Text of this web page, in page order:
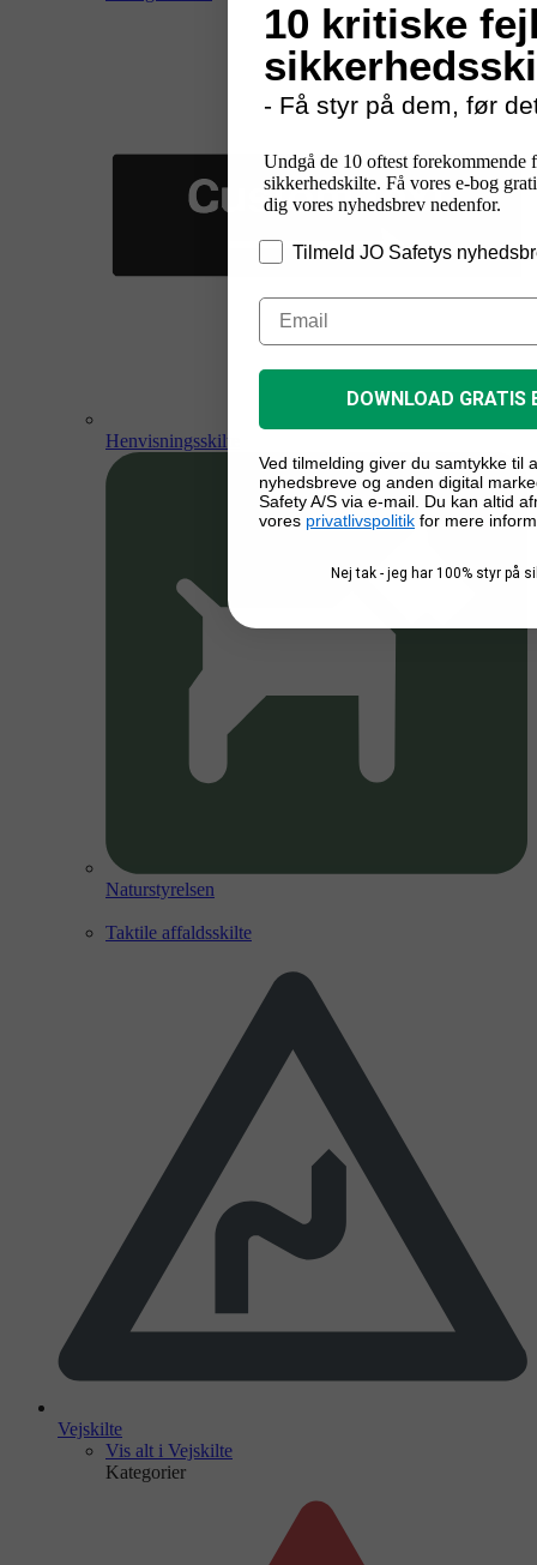
Henvisningsskilte
Naturstyrelsen
Taktile affaldsskilte
Vejskilte
Vis alt i Vejskilte
Kategorier
10 kritiske
- Få styr på dem, før
Undgå de 10 oftest forekommende
sikkerhedskilte. Få vores e-bog
dig vores nyhedsbrev nedenfor.
Tilmeld JO Safetys
DOWNLOAD GRATIS
Ved tilmelding giver du samtykke til
nyhedsbreve og anden digital
Safety A/S via e-mail. Du kan altid
vores privatlivspolitik for mere
Nej tak - jeg har 100% styr på